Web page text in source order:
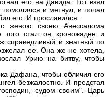
помолился и метнул, и попал
его. И прославился.
своею Авессалома
стал он кровожаден и
справедливый и знатный по
ее. Она же не хотела,
Урию на битву, чтобы
Дафана, чтобы обличил его
безжалостно. И предстал
судом своим". Царь